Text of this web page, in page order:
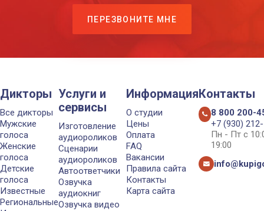
ПЕРЕЗВОНИТЕ МНЕ
Дикторы
Все дикторы
Мужские
голоса
Женские
голоса
Детские
голоса
Известные
Региональные
Услуги и
сервисы
Изготовление
аудиороликов
Сценарии
аудиороликов
Автоответчики
Озвучка
аудиокниг
Озвучка видео
Информация
О студии
Цены
Оплата
FAQ
Вакансии
Правила сайта
Контакты
Карта сайта
Контакты
8 800 200-
+7 (930)
Пн - Пт с
19:00